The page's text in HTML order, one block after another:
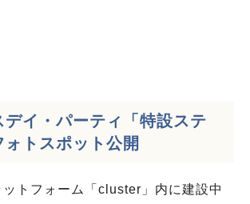
デイ・パーティ「特設ステ
ォトスポット公開
ットフォーム「cluster」内に建設中